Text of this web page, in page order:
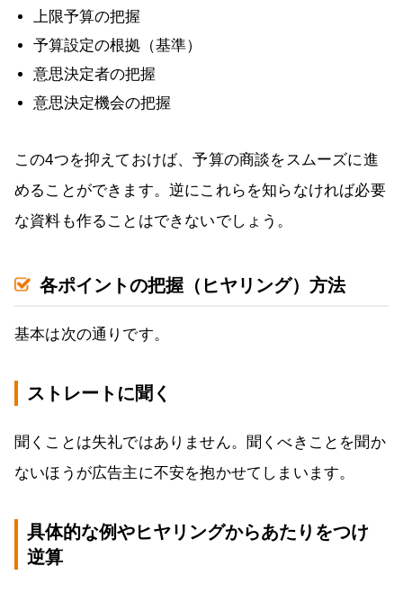
上限予算の把握
予算設定の根拠（基準）
意思決定者の把握
意思決定機会の把握
この4つを抑えておけば、予算の商談をスムーズに進
めることができます。逆にこれらを知らなければ必要
な資料も作ることはできないでしょう。
各ポイントの把握（ヒヤリング）方法
基本は次の通りです。
ストレートに聞く
聞くことは失礼ではありません。聞くべきことを聞か
ないほうが広告主に不安を抱かせてしまいます。
具体的な例やヒヤリングからあたりをつけ
逆算